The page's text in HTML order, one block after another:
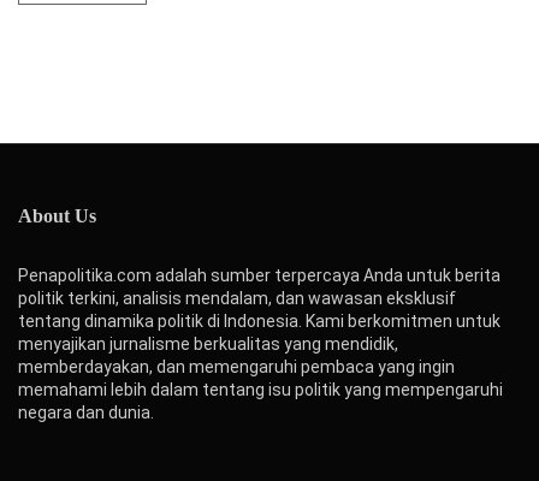
About Us
Penapolitika.com adalah sumber terpercaya Anda untuk berita
politik terkini, analisis mendalam, dan wawasan eksklusif
tentang dinamika politik di Indonesia. Kami berkomitmen untuk
menyajikan jurnalisme berkualitas yang mendidik,
memberdayakan, dan memengaruhi pembaca yang ingin
memahami lebih dalam tentang isu politik yang mempengaruhi
negara dan dunia.